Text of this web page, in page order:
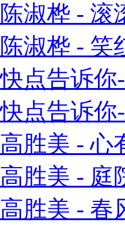
陈淑桦 - 滚
陈淑桦 - 笑
快点告诉你
快点告诉你
高胜美 - 心
高胜美 - 庭
高胜美 - 春